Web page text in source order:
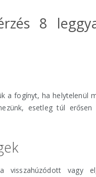
8
a fogínyt, ha helytelenül
esetleg túl erősen
visszahúzódott vagy